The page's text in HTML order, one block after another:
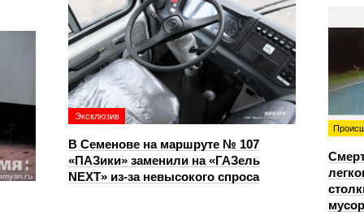
Эксклюзив
В Семенове на маршруте № 107
«ПАЗики» заменили на «ГАЗель
NEXT» из‑за невысокого спроса